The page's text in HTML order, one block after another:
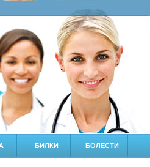
БИЛКИ БОЛЕСТИ